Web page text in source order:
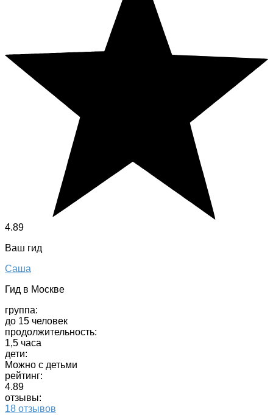
4.89
Ваш гид
Саша
Гид в Москве
группа:
до 15 человек
продолжительность:
1,5 часа
дети:
Можно с детьми
рейтинг:
4.89
отзывы:
18 отзывов